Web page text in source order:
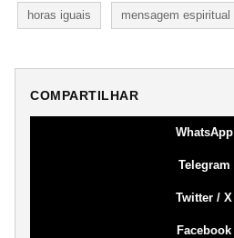
horas iguais mensagem espiritual
COMPARTILHAR
WhatsApp
Telegram
Twitter / X
Facebook